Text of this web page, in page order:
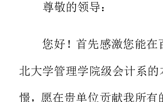
瓦，同时，实现我本人的人生价值。